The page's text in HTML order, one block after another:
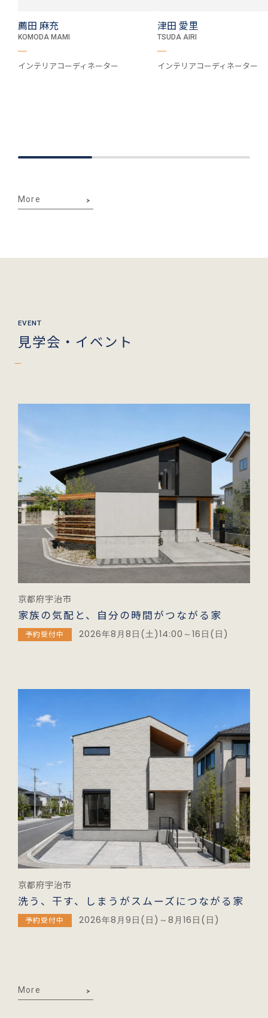
薦田 麻充
KOMODA MAMI
インテリアコーディネーター
津田 愛里
TSUDA AIRI
インテリアコーディネーター
More
見学会・イベント
京都府宇治市
家族の気配と、自分の時間がつながる家
予約受付中 2026年8月8日(土)14:00～16日(日)
京都府宇治市
洗う、干す、しまうがスムーズにつながる家
予約受付中 2026年8月9日(日)～8月16日(日)
More